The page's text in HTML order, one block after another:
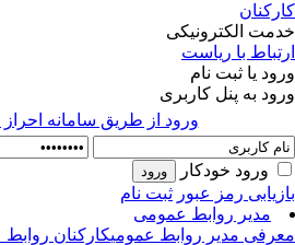
الکترونیکی
با ریاست
یا ثبت نام
به پنل کاربری
ورود از طريق سامانه احراز
ورود خودکار
رمز عبور ثبت نام
مدیر روابط عمومی
مدیر روابط عمومیکارکنان روابط